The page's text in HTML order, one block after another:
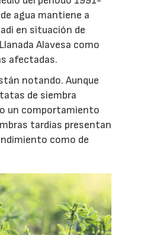
agua mantiene a
en situación de
Alavesa como
afectadas.
notando. Aunque
de siembra
un comportamiento
tardías presentan
como de